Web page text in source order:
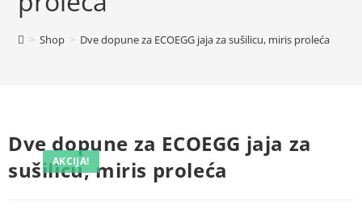
> Shop > Dve dopune za ECOEGG jaja za sušilicu, miris proleća
AKCIJA!
Dve dopune za ECOEGG jaja za
sušilicu, miris proleća